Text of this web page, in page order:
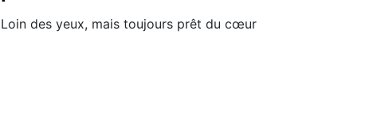
Loin des yeux, mais toujours prêt du cœur